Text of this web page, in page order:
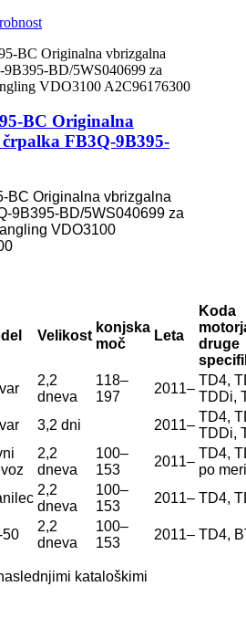
BC Originalna
FB3Q-9B395-
BC Originalna vbrizgalna
9B395-BD/5WS040699 za
VDO3100
Velikost
konjska
moč
Leta
Koda
druge
2,2
dneva
118–
197
2011–
TD4,
TDDi,
3,2 dni 2011–
TD4,
TDDi,
2,2
dneva
100–
153
2011–
TD4,
po meri
2,2
dneva
100–
153
2011– TD4,
50
2,2
dneva
100–
153
2011– TD4,
kataloškimi